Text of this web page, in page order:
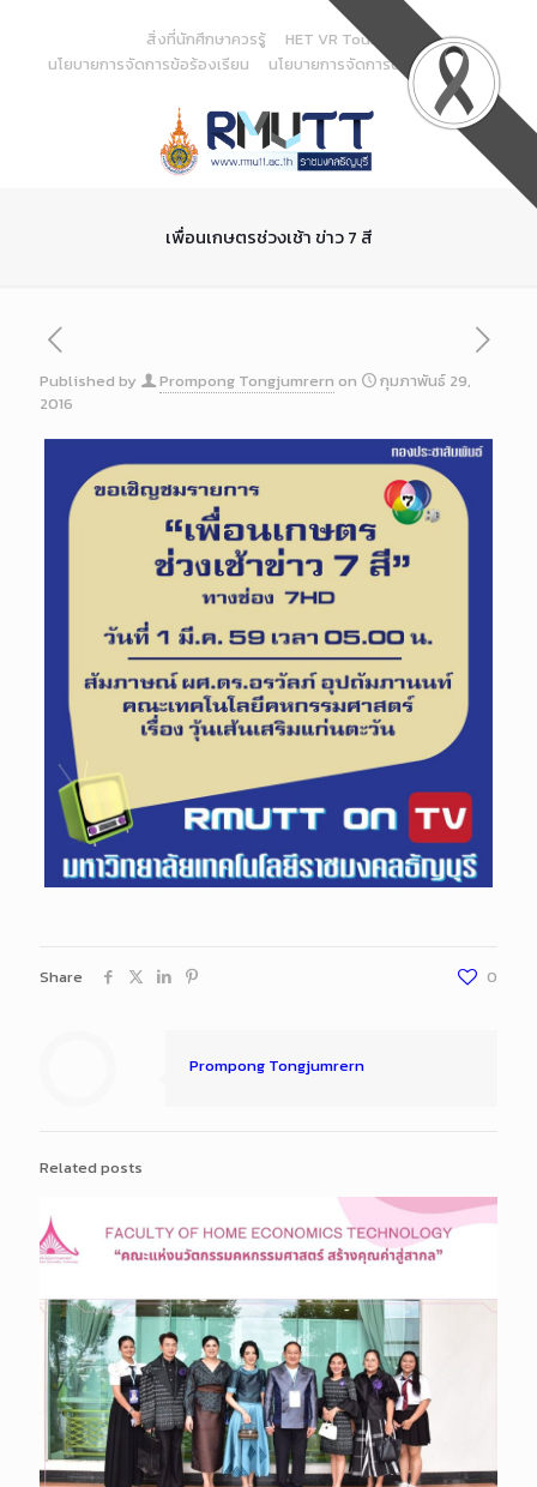
Content
สิ่งที่นักศึกษาควรรู้
HET VR Tour
นโยบายการจัดการข้อร้องเรียน
นโยบายการจัดการด้านสารสนเทศ
เพื่อนเกษตรช่วงเช้า ข่าว 7 สี
Published by Prompong Tongjumrern on
กุมภาพันธ์ 29,
2016
Share 0
Prompong Tongjumrern
Related posts